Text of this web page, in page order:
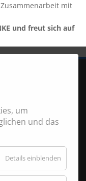
mit
und freut sich auf
um
und das
Details einblenden